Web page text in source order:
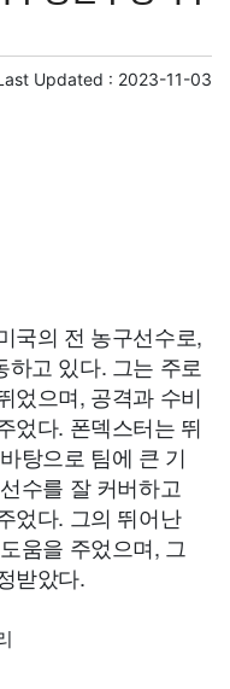
Updated : 2023-11-03
국의 전 농구선수로,
고 있다. 그는 주로
었으며, 공격과 수비
었다. 폰덱스터는 뛰
탕으로 팀에 큰 기
수를 잘 커버하고
었다. 그의 뛰어난
움을 주었으며, 그
받았다.